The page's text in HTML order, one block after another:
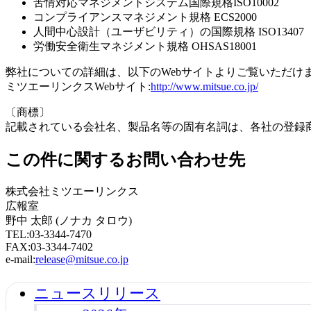
苦情対応マネジメントシステム国際規格ISO10002
コンプライアンスマネジメント規格 ECS2000
人間中心設計（ユーザビリティ）の国際規格 ISO13407
労働安全衛生マネジメント規格 OHSAS18001
弊社についての詳細は、以下のWebサイトよりご覧いただけ
ミツエーリンクスWebサイト:http://www.mitsue.co.jp/
〔商標〕
記載されている会社名、製品名等の固有名詞は、各社の登録
この件に関するお問い合わせ先
株式会社ミツエーリンクス
広報室
野中 太郎 (ノナカ タロウ)
TEL:03-3344-7470
FAX:03-3344-7402
e-mail:release@mitsue.co.jp
ニュースリリース